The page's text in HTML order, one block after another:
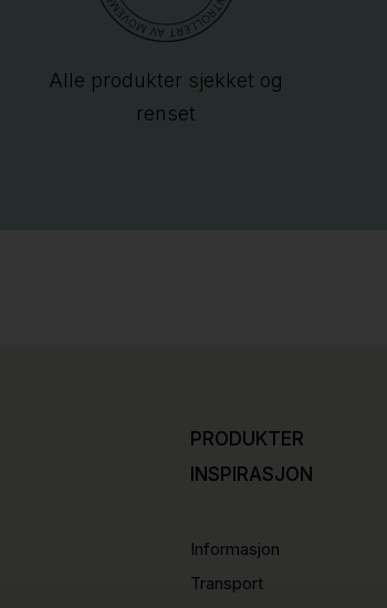
Alle produkter sjekket og
renset
PRODUKTER
INSPIRASJON
Informasjon
Transport